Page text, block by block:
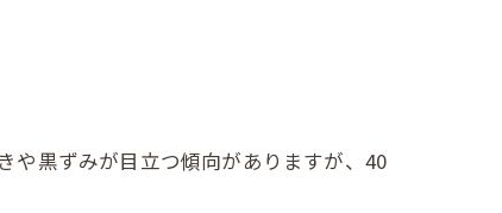
や黒ずみが目立つ傾向がありますが、40